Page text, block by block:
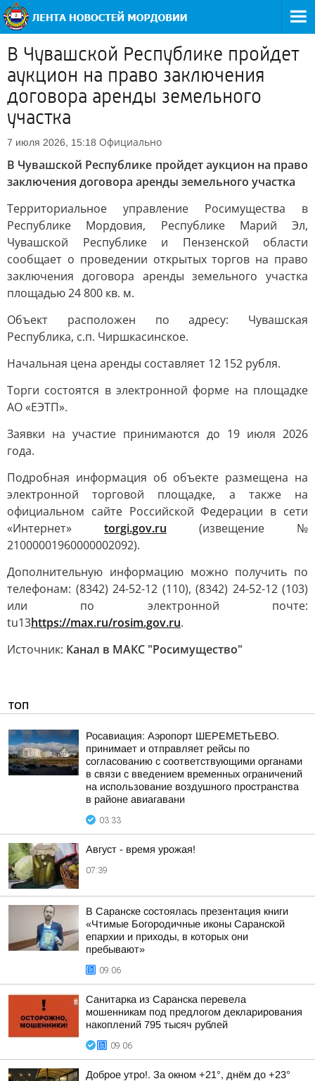
В Чувашской Республике пройдет
аукцион на право заключения
договора аренды земельного
участка
7 июля 2026, 15:18 Официально
В Чувашской Республике пройдет аукцион на право
заключения договора аренды земельного участка
Территориальное управление Росимущества в
Республике Мордовия, Республике Марий Эл,
Чувашской Республике и Пензенской области
сообщает о проведении открытых торгов на право
заключения договора аренды земельного участка
площадью 24 800 кв. м.
Объект расположен по адресу: Чувашская
Республика, с.п. Чиршкасинское.
Начальная цена аренды составляет 12 152 рубля.
Торги состоятся в электронной форме на площадке
АО «ЕЭТП».
Заявки на участие принимаются до 19 июля 2026
года.
Подробная информация об объекте размещена на
электронной торговой площадке, а также на
официальном сайте Российской Федерации в сети
«Интернет» torgi.gov.ru (извещение №
21000001960000002092).
Дополнительную информацию можно получить по
телефонам: (8342) 24-52-12 (110), (8342) 24-52-12 (103)
или по электронной почте:
tu13https://max.ru/rosim.gov.ru.
Источник: Канал в МАКС "Росимущество"
ТОП
Росавиация: Аэропорт ШЕРЕМЕТЬЕВО.
принимает и отправляет рейсы по
согласованию с соответствующими органами
в связи с введением временных ограничений
на использование воздушного пространства
в районе авиагавани
03:33
Август - время урожая!
07:39
В Саранске состоялась презентация книги
«Чтимые Богородичные иконы Саранской
епархии и приходы, в которых они
пребывают»
09:06
Санитарка из Саранска перевела
мошенникам под предлогом декларирования
накоплений 795 тысяч рублей
09:06
Доброе утро!. За окном +21°, днём до +23°